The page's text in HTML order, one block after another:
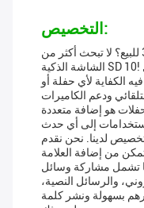
التخصيص:
هل تبحث عن كشك تصوير 360 للبيع؟ لا تبحث أكثر من
الشاشة الذكية SD 10! منتجنا يأتي من الصين ويتباهى بحمل
فيه الكفاية لأي حفلة أو
ودعم الكاميرات
والآيباد، لدينا كاميرا 360 للحفلات هو إضافة متعددة
لدينا. نحن نقدم
من إضافة العلامة
تشمل مشاركة وسائل
والرسائل النصية،
بسهولة ونشر كلمة